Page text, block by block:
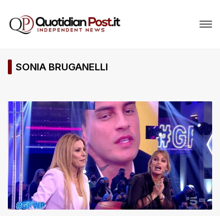
SONIA BRUGANELLI